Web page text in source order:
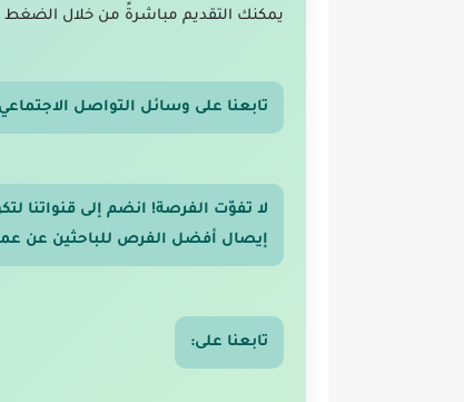
يمكنك التقديم مباشرةً من خلال
تابعنا على وسائل التواصل
لا تفوّت الفرصة! انضم إلى قنواتنا
إيصال أفضل الفرص للباحثين عن
تابعنا على: